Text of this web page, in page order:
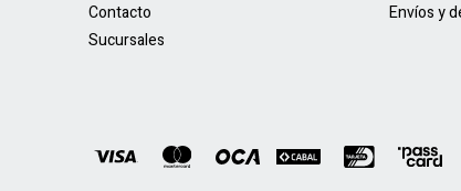
Contacto
Sucursales
Envíos y